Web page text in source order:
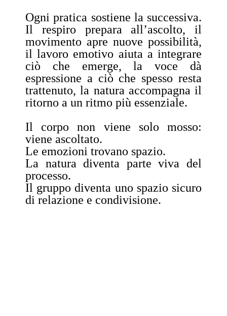
Ogni pratica sostiene la successiva.
Il respiro prepara all’ascolto, il
movimento apre nuove possibilità,
il lavoro emotivo aiuta a integrare
ciò che emerge, la voce dà
espressione a ciò che spesso resta
trattenuto, la natura accompagna il
ritorno a un ritmo più essenziale.
Il corpo non viene solo mosso:
viene ascoltato.
Le emozioni trovano spazio.
La natura diventa parte viva del
processo.
Il gruppo diventa uno spazio sicuro
di relazione e condivisione.